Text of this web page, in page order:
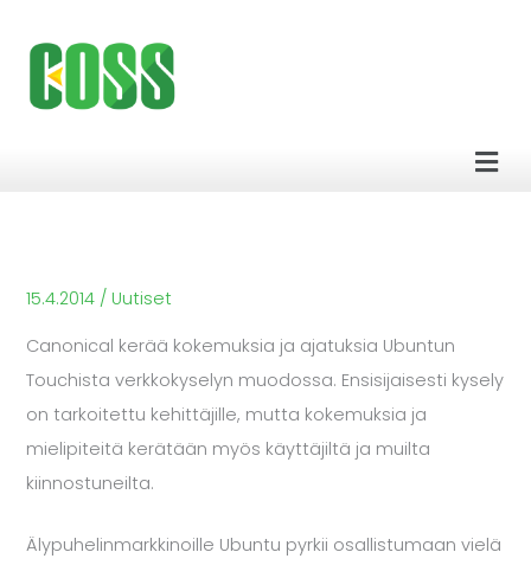
sisältöön
15.4.2014 / Uutiset
Canonical kerää kokemuksia ja ajatuksia Ubuntun
Touchista verkkokyselyn muodossa. Ensisijaisesti kysely
on tarkoitettu kehittäjille, mutta kokemuksia ja
mielipiteitä kerätään myös käyttäjiltä ja muilta
kiinnostuneilta.
Älypuhelinmarkkinoille Ubuntu pyrkii osallistumaan vielä